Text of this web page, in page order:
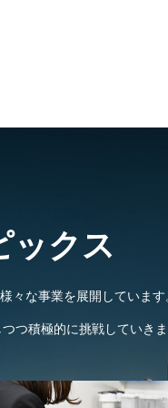
ックス
々な事業を展開しています
つ積極的に挑戦していき